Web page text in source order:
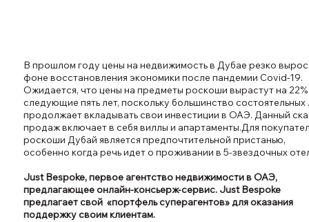
В прошлом году цены на недвижимость в Дубае резко
фоне восстановления экономики после пандемии Covid-19.
Ожидается, что цены на предметы роскоши вырастут на 22%
следующие пять лет, поскольку большинство состоятельных
продолжает вкладывать свои инвестиции в ОАЭ. Данный
продаж включает в себя виллы и апартаменты.Для
роскоши Дубай является предпочтительной пристанью,
особенно когда речь идет о проживании в 5-звездочных
Just Bespoke, первое агентство недвижимости в ОАЭ,
предлагающее онлайн-консьерж-сервис. Just Bespoke
предлагает свой «портфель суперагентов» для оказания
поддержку своим клиентам.